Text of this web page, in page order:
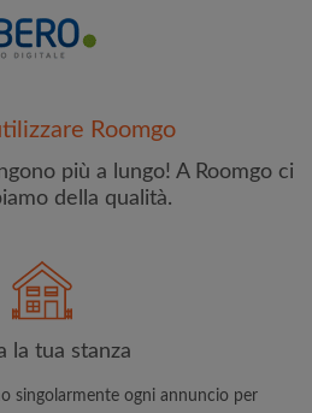
Roomgo
più a lungo! A Roomgo ci
della qualità.
la tua stanza
singolarmente ogni annuncio per